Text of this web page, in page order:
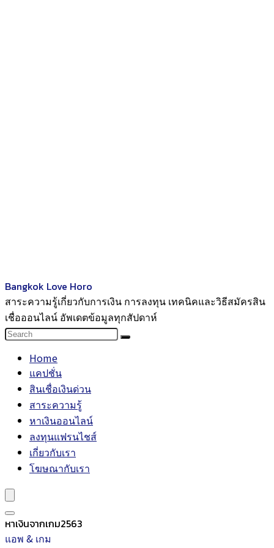
Bangkok Love Horo
สาระความรู้เกี่ยวกับการเงิน การลงทุน เทคนิคและวิธีสมัครสิน
เชื่อออนไลน์ อัพเดตข้อมูลทุกสัปดาห์
Home
แคปชั่น
สินเชื่อเงินด่วน
สาระความรู้
หาเงินออนไลน์
ลงทุนแฟรนไชส์
เกี่ยวกับเรา
โฆษณากับเรา
หาเงินจากเกม2563
แอพ & เกม